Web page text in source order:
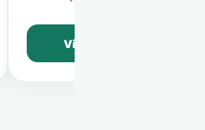
Visa arbetsgivarprofil